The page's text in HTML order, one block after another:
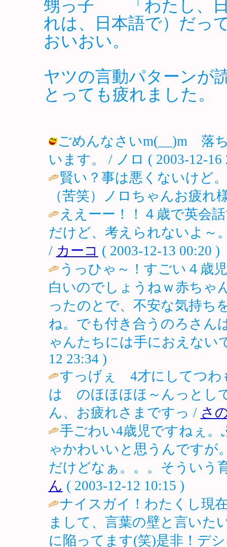
甥っ子 「わたし、
れは、日本語で）だっ
おいおい。
ヤツの言動パターンが
とっても疲れました。
ごめんなさいm(__)m 落
います。 / ノロ ( 2003-12-16
賢い？事は悪くないけど
（苦笑）ノロちゃんお疲れ
ええーー！！４歳で英会
だけど、考えられないよ～
/ カーコ ( 2003-12-13 00:20 )
うっひゃ～！すごい４歳
白いのでしょうねｗ赤ちゃ
ったのとで、不安な気持ち
ね。でも付き合うのろさん
ゃんたちには手におえない
12 23:34 )
すっげぇ 4才にしてつわ
は のほほほほ～んっとし
ん、お疲れさまですっ / さ
手ごわい4歳児ですねぇ
ゃかわいいと思うんですが
だけどなぁ。。。そういう
ん ( 2003-12-12 10:15 )
ナイスガイ！わたくし現
まして、言葉の壁と言いた
に陥ってます(笑)是非！デ